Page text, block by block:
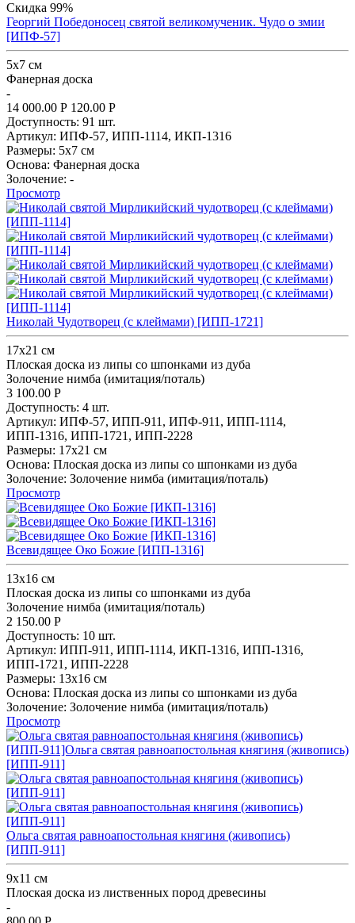
Скидка 99%
Георгий Победоносец святой великомученик. Чудо о змии
[ИПФ-57]
5x7 см
Фанерная доска
-
14 000.00 Р 120.00 Р
Доступность: 91 шт.
Артикул: ИПФ-57, ИПП-1114, ИКП-1316
Размеры: 5x7 см
Основа: Фанерная доска
Золочение: -
Просмотр
Николай Чудотворец (с клеймами) [ИПП-1721]
17х21 см
Плоская доска из липы со шпонками из дуба
Золочение нимба (имитация/поталь)
3 100.00 Р
Доступность: 4 шт.
Артикул: ИПФ-57, ИПП-911, ИПФ-911, ИПП-1114,
ИПП-1316, ИПП-1721, ИПП-2228
Размеры: 17х21 см
Основа: Плоская доска из липы со шпонками из дуба
Золочение: Золочение нимба (имитация/поталь)
Просмотр
Всевидящее Око Божие [ИПП-1316]
13x16 см
Плоская доска из липы со шпонками из дуба
Золочение нимба (имитация/поталь)
2 150.00 Р
Доступность: 10 шт.
Артикул: ИПП-911, ИПП-1114, ИКП-1316, ИПП-1316,
ИПП-1721, ИПП-2228
Размеры: 13x16 см
Основа: Плоская доска из липы со шпонками из дуба
Золочение: Золочение нимба (имитация/поталь)
Просмотр
Ольга святая равноапостольная княгиня (живопись)
[ИПП-911]
9х11 см
Плоская доска из лиственных пород древесины
-